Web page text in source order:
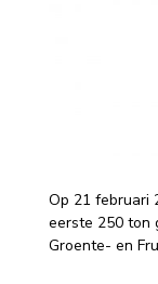
Op 21 februari
eerste 250 ton
Groente- en